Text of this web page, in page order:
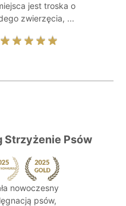
jest troska o
zwierzęcia, ...
Strzyżenie Psów
nowoczesny
psów,